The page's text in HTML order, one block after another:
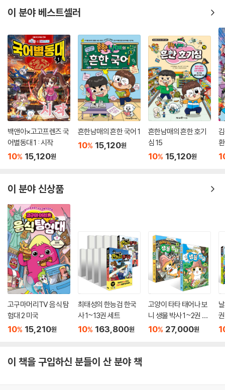
이 분야 베스트셀러
백앤아×고고프렌즈 국
어별동대 1 : 시작
10% 15,120원
흔한남매의 흔한 국어 1
10% 15,120원
흔한남매의 흔한 호기
심 15
10% 15,120원
이 분야 신상품
고구마머리TV 음식 탐
험대 2 미국
10% 15,210원
최태성의 한능검 한국
사 1~13권 세트
10% 163,800원
고양이 타타 태어나 보
니 생물 박사 1~2권 세
트
10% 27,000원
이 책을 구입하신 분들이 산 분야 책